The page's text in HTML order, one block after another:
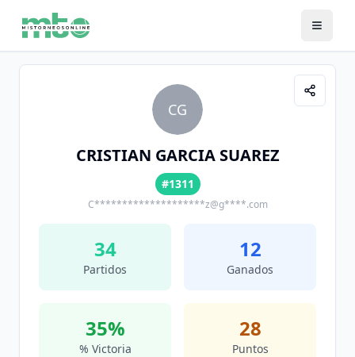
CG
CRISTIAN GARCIA SUAREZ
#1311
C********************z@g****.com
34
Partidos
12
Ganados
35%
% Victoria
28
Puntos